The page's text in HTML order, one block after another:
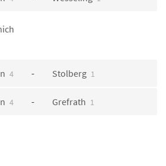
4 Stolberg 1
4 Grefrath 1